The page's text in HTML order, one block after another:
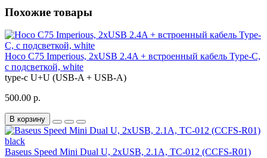
Похожие товары
Hoco C75 Imperious, 2xUSB 2.4A + встроенный кабель Type-C,
с подсветкой, white
type-c U+U (USB-A + USB-A)
500.00 р.
В корзину
Baseus Speed Mini Dual U, 2xUSB, 2.1A, TC-012 (CCFS-R01)